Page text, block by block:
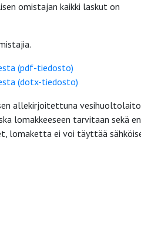
omistajan kaikki laskut on
(pdf-tiedosto)
(dotx-tiedosto)
allekirjoitettuna
lomakkeeseen tarvitaan sekä
lomaketta ei voi täyttää